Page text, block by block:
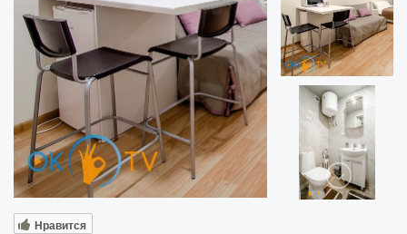
Нравится